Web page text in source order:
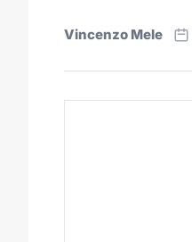
Vincenzo Mele